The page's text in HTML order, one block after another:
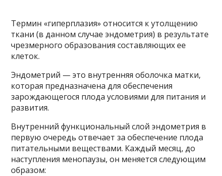
Термин «гиперплазия» относится к утолщению
ткани (в данном случае эндометрия) в результате
чрезмерного образования составляющих ее
клеток.
Эндометрий — это внутренняя оболочка матки,
которая предназначена для обеспечения
зарождающегося плода условиями для питания и
развития.
Внутренний функциональный слой эндометрия в
первую очередь отвечает за обеспечение плода
питательными веществами. Каждый месяц, до
наступления менопаузы, он меняется следующим
образом: